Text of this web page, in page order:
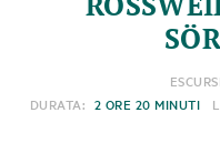
DURATA: 2 ORE 20 MINUTI